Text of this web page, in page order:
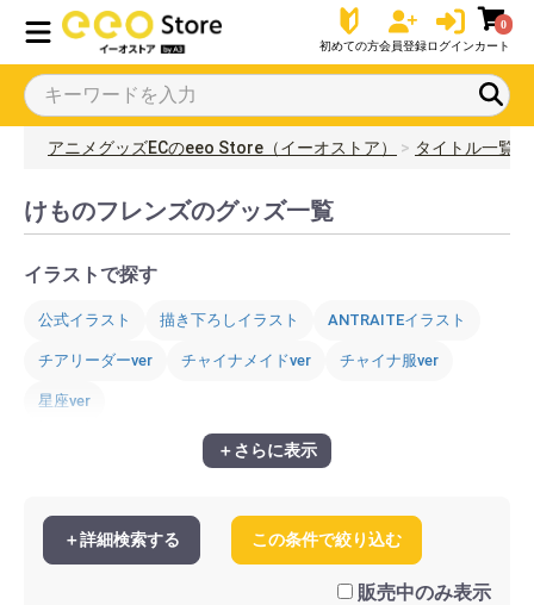
初めての方会員登録ログイン
0
カート
アニメグッズECのeeo Store（イーオストア） タイトル一覧
けものフレンズのグッズ一覧
イラストで探す
公式イラスト 描き下ろしイラスト ANTRAITEイラスト
チアリーダーver チャイナメイドver チャイナ服ver
星座ver
＋さらに表示
＋詳細検索する この条件で絞り込む
販売中のみ表示